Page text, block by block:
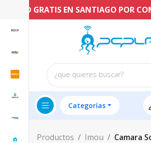
ENVÍO GRATIS EN SANTIAGO POR
¿que quieres buscar?
Categorías
Productos Imou Camara